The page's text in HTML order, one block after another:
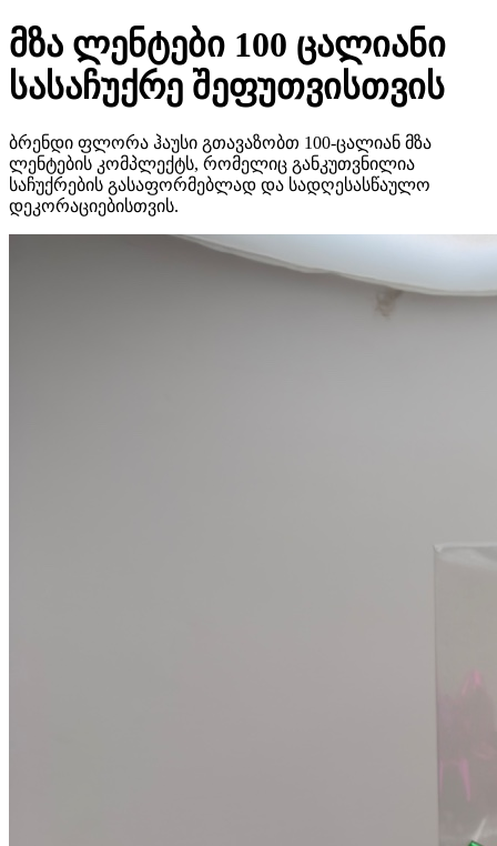
მზა ლენტები 100 ცალიანი
სასაჩუქრე შეფუთვისთვის
ბრენდი ფლორა ჰაუსი გთავაზობთ 100-ცალიან მზა
ლენტების კომპლექტს, რომელიც განკუთვნილია
საჩუქრების გასაფორმებლად და სადღესასწაულო
დეკორაციებისთვის.